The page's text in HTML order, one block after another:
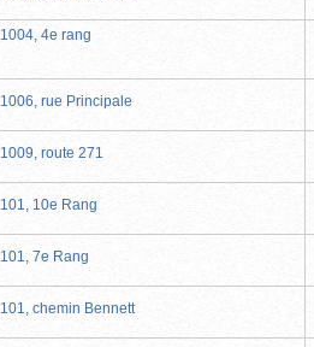
1004, 4e rang
1006, rue Principale
1009, route 271
101, 10e Rang
101, 7e Rang
101, chemin Bennett